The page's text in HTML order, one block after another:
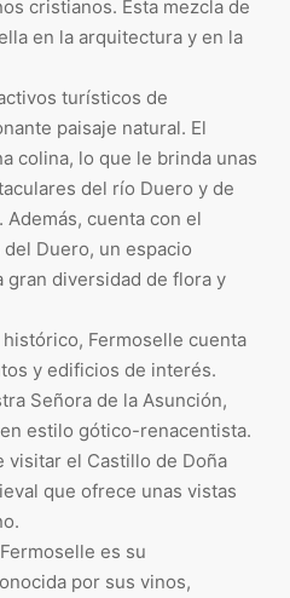
cristianos. Esta mezcla de
en la arquitectura y en la
turísticos de
paisaje natural. El
colina, lo que le brinda unas
del río Duero y de
cuenta con el
Duero, un espacio
gran diversidad de flora y
Fermoselle cuenta
y edificios de interés.
Señora de la Asunción,
estilo gótico-renacentista.
visitar el Castillo de Doña
que ofrece unas vistas
es su
por sus vinos,